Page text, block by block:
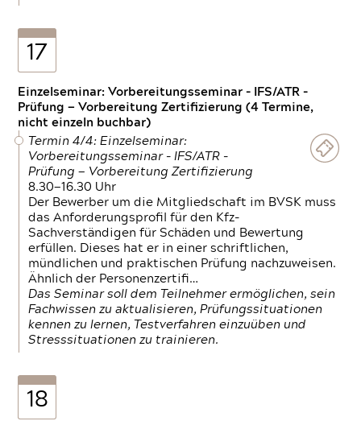
17
Einzelseminar: Vorbereitungsseminar - IFS/ATR -
Prüfung — Vorbereitung Zertifizierung (4 Termine,
nicht einzeln buchbar)
Termin 4/4: Einzelseminar:
Vorbereitungsseminar - IFS/ATR -
Prüfung — Vorbereitung Zertifizierung
8.30—16.30 Uhr
Der Bewerber um die Mitgliedschaft im BVSK muss
das Anforderungsprofil für den Kfz-
Sachverständigen für Schäden und Bewertung
erfüllen. Dieses hat er in einer schriftlichen,
mündlichen und praktischen Prüfung nachzuweisen.
Ähnlich der Personenzertifi…
Das Seminar soll dem Teilnehmer ermöglichen, sein
Fachwissen zu aktualisieren, Prüfungssituationen
kennen zu lernen, Testverfahren einzuüben und
Stresssituationen zu trainieren.
18